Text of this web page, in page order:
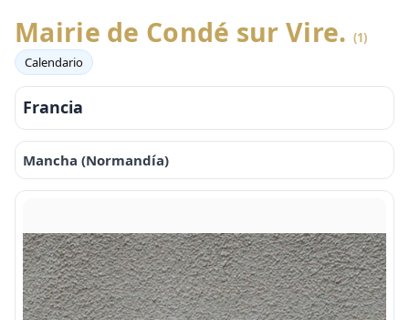
Mairie de Condé sur Vire. (1)
Calendario
Francia
Mancha (Normandía)